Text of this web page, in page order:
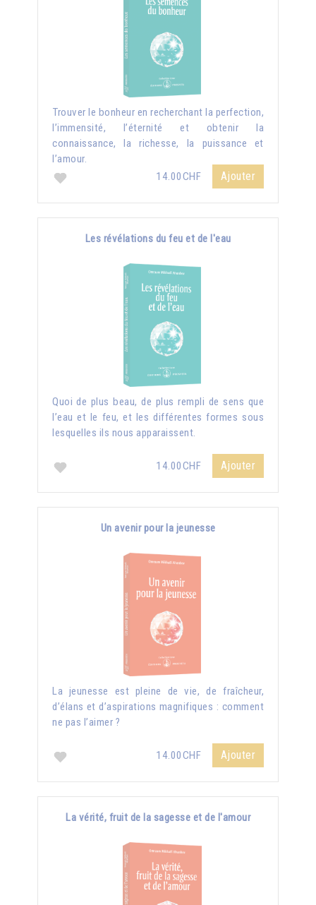
Trouver le bonheur en recherchant la perfection,
l’immensité, l’éternité et obtenir la
connaissance, la richesse, la puissance et
l’amour.
14.00CHF
Ajouter
Les révélations du feu et de l'eau
Quoi de plus beau, de plus rempli de sens que
l’eau et le feu, et les différentes formes sous
lesquelles ils nous apparaissent.
14.00CHF Ajouter
Un avenir pour la jeunesse
La jeunesse est pleine de vie, de fraîcheur,
d’élans et d’aspirations magnifiques : comment
ne pas l’aimer ?
14.00CHF Ajouter
La vérité, fruit de la sagesse et de l'amour